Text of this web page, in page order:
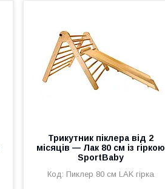
Трикутник піклера від 2
місяців — Лак 80 см із гіркою
SportBaby
Пиклер 80 см LAK гірка